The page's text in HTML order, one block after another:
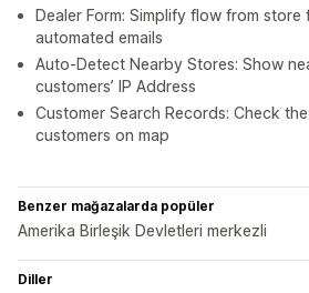
Dealer Form: Simplify flow from
automated emails
Auto-Detect Nearby Stores: Show
customers’ IP Address
Customer Search Records: Check
customers on map
Benzer mağazalarda popüler
Amerika Birleşik Devletleri merkezli
Diller